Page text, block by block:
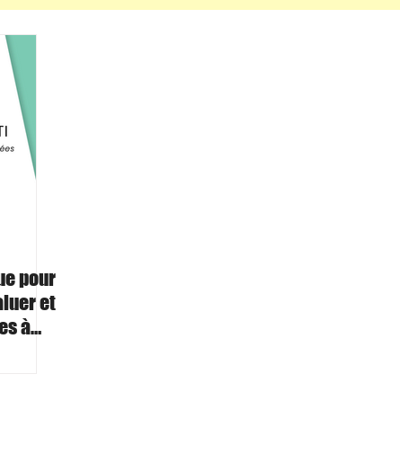
pour
et
à